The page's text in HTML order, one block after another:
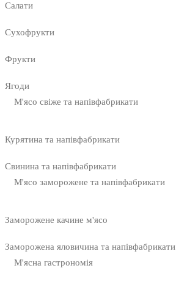
Салати
Сухофрукти
Фрукти
Ягоди
М'ясо свіже та напівфабрикати
Курятина та напівфабрикати
Свинина та напівфабрикати
М'ясо заморожене та напівфабрикати
Заморожене качине м'ясо
Заморожена яловичина та напівфабрикати
М'ясна гастрономія